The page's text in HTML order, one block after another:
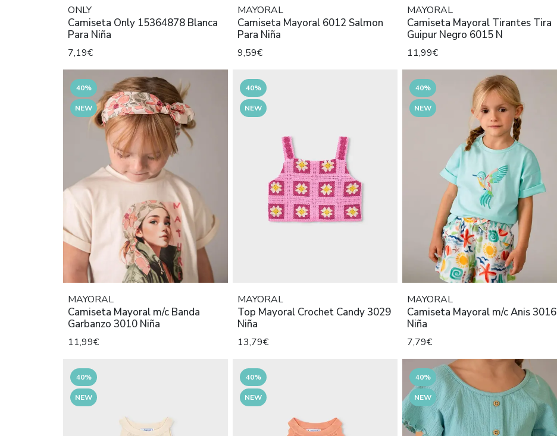
ONLY
Camiseta Only 15364878 Blanca
Para Niña
7,19€
MAYORAL
Camiseta Mayoral 6012 Salmon
Para Niña
9,59€
MAYORAL
Camiseta Mayoral Tirantes Tira
Guipur Negro 6015 N
11,99€
40%
NEW
MAYORAL
Camiseta Mayoral m/c Banda
Garbanzo 3010 Niña
11,99€
40%
NEW
MAYORAL
Top Mayoral Crochet Candy 3029
Niña
13,79€
40%
NEW
MAYORAL
Camiseta Mayoral m/c Anis 3016
Niña
7,79€
40%
NEW
40%
NEW
40%
NEW